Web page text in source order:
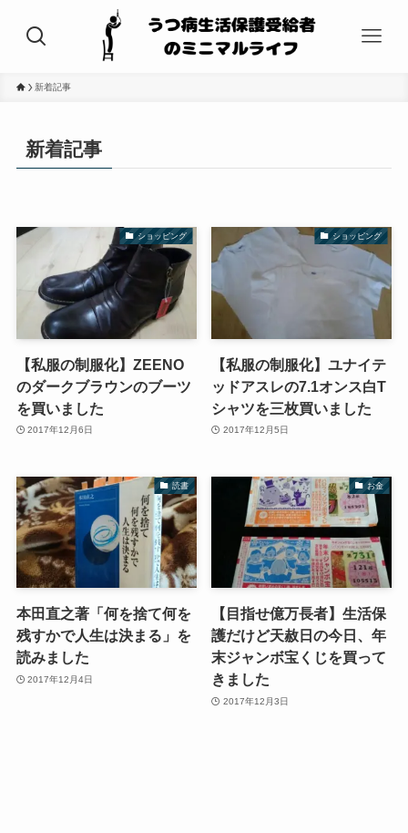
新着記事
新着記事
ショッピング
【私服の制服化】ZEENO
のダークブラウンのブーツ
を買いました
2017年12月6日
ショッピング
【私服の制服化】ユナイテ
ッドアスレの7.1オンス白T
シャツを三枚買いました
2017年12月5日
読書
本田直之著「何を捨て何を
残すかで人生は決まる」を
読みました
2017年12月4日
お金
【目指せ億万長者】生活保
護だけど天赦日の今日、年
末ジャンボ宝くじを買って
きました
2017年12月3日